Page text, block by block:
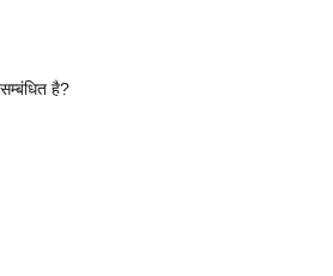
सम्बंधित है?